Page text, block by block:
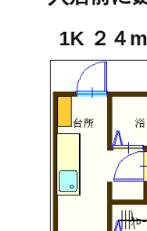
1K ２４